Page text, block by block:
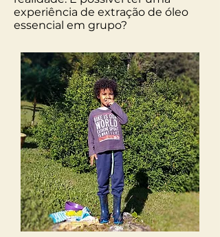
experiência de extração de óleo
essencial em grupo?